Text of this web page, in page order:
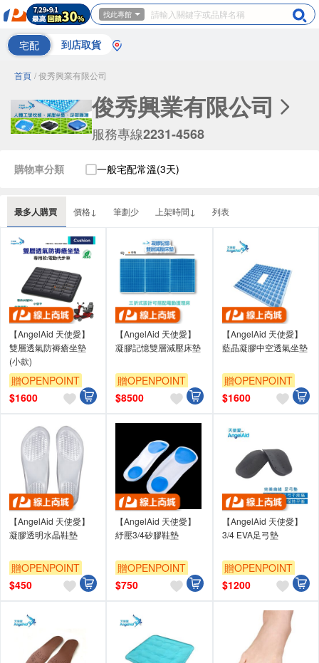
找此專館
宅配 到店取貨
首頁 / 俊秀興業有限公司
俊秀興業有限公司
服務專線2231-4568
最多人購買 價格↓ 筆劃少 上架時間↓ 列表
購物車分類 一般宅配常溫(3天)
【AngelAid 天使愛】
雙層透氣防褥瘡坐墊
(小款)
贈OPENPOINT
$1600
【AngelAid 天使愛】
凝膠記憶雙層減壓床墊
贈OPENPOINT
$8500
【AngelAid 天使愛】
藍晶凝膠中空透氣坐墊
贈OPENPOINT
$1600
【AngelAid 天使愛】
凝膠透明水晶鞋墊
贈OPENPOINT
$450
【AngelAid 天使愛】
紓壓3/4矽膠鞋墊
贈OPENPOINT
$750
【AngelAid 天使愛】
3/4 EVA足弓墊
贈OPENPOINT
$1200